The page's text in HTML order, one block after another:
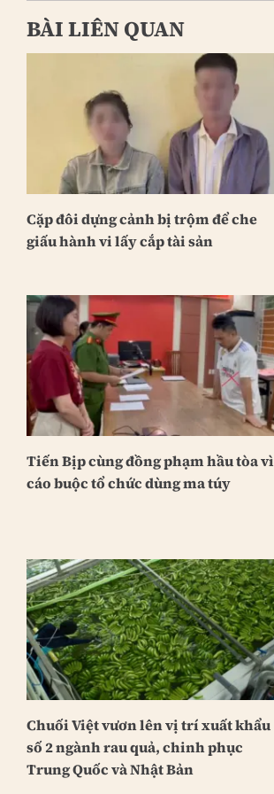
BÀI LIÊN QUAN
Cặp đôi dựng cảnh bị trộm để che
giấu hành vi lấy cắp tài sản
Tiến Bịp cùng đồng phạm hầu tòa vì
cáo buộc tổ chức dùng ma túy
Chuối Việt vươn lên vị trí xuất khẩu
số 2 ngành rau quả, chinh phục
Trung Quốc và Nhật Bản